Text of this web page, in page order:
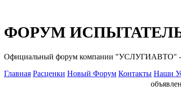
ФОРУМ
Официальный форум компании
Главная Расценки Новый Форум Контакты Наши